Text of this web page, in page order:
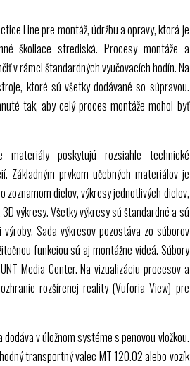
Line pre montáž, údržbu a opravy, ktorá je
školiace strediská. Procesy montáže a
v rámci štandardných vyučovacích hodín. Na
ktoré sú všetky dodávané so súpravou.
tak, aby celý proces montáže mohol byť
materiály poskytujú rozsiahle technické
Základným prvkom učebných materiálov je
zoznamom dielov, výkresy jednotlivých dielov,
výkresy. Všetky výkresy sú štandardné a sú
Sada výkresov pozostáva zo súborov
funkciou sú aj montážne videá. Súbory
Media Center. Na vizualizáciu procesov a
rozšírenej reality (Vuforia View) pre
v úložnom systéme s penovou vložkou.
transportný valec MT 120.02alebo vozík